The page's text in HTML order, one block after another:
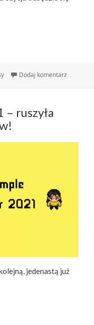
Dodaj komentarz
ruszyła
jedenastą już